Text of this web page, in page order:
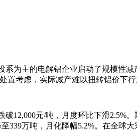
系为主的电解铝企业启动了规模性
考虑，实际减产难以扭转铝价下
12,000元/吨，月度环比下滑2.5%
339万吨，月化降幅5.2%。在全球